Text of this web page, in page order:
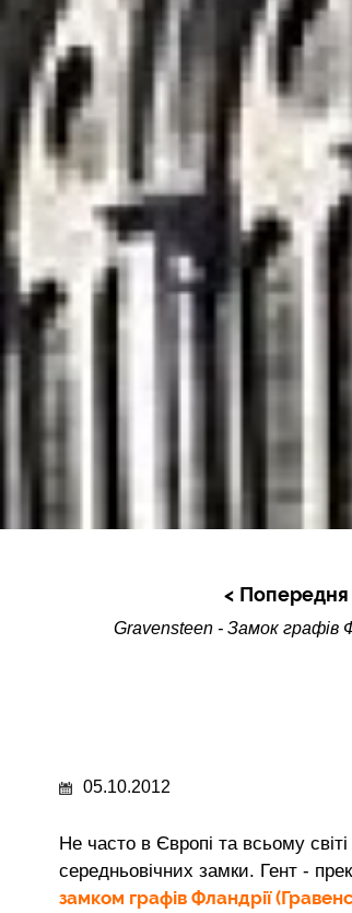
Попередня
Gravensteen - Замок графів
05.10.2012
Не часто в Європі та всьому
середньовічних замки. Гент -
замком графів Фландрії